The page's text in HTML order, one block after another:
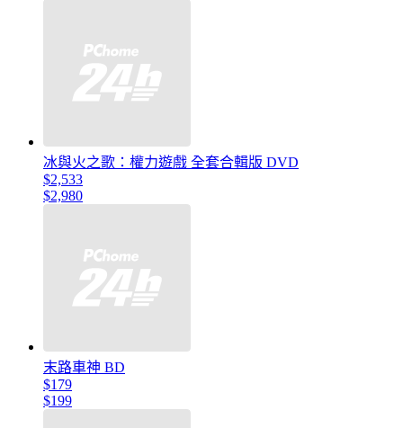
冰與火之歌：權力遊戲 全套合輯版 DVD
$2,533
$2,980
末路車神 BD
$179
$199